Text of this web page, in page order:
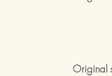
Original